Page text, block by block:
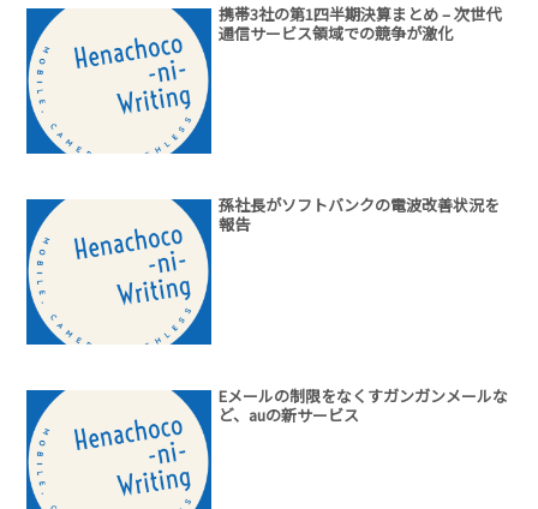
携帯3社の第1四半期決算まとめ – 次世代
通信サービス領域での競争が激化
孫社長がソフトバンクの電波改善状況を
報告
Eメールの制限をなくすガンガンメールな
ど、auの新サービス